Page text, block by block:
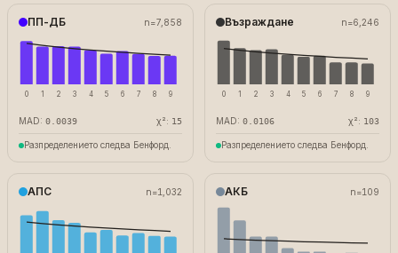
ПП-ДБ n=7,858
0 1 2 3 4 5 6 7 8 9
MAD: 0.0039 χ²: 15
Разпределението следва Бенфорд.
Възраждане n=6,246
0 1 2 3 4 5 6 7 8 9
MAD: 0.0106 χ²: 103
Разпределението следва Бенфорд.
АПС n=1,032 АКБ n=109